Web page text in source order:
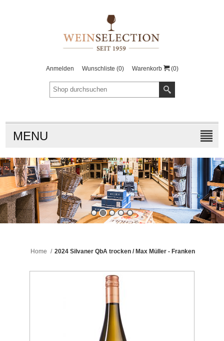
Anmelden Wunschliste (0) Warenkorb (0)
MENU
Home / 2024 Silvaner QbA trocken / Max Müller - Franken